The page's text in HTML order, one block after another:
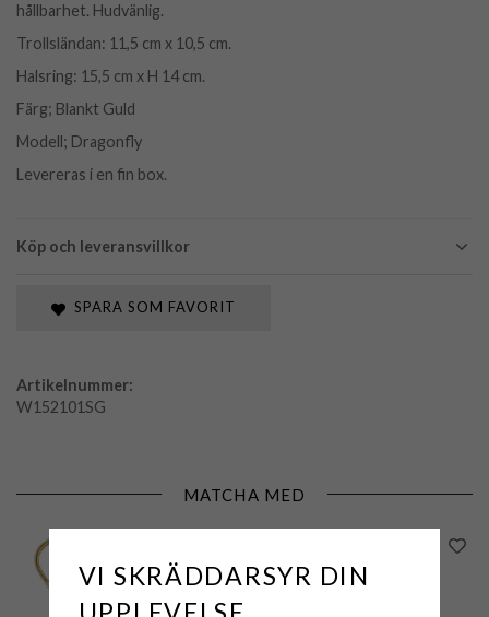
Köp och leveransvillkor
hållbarhet. Hudvänlig.
Trollsländan: 11,5 cm x 10,5 cm.
Halsring: 15,5 cm x H 14 cm.
Färg; Blankt Guld
Modell; Dragonfly
Levereras i en fin box.
SPARA SOM FAVORIT
Artikelnummer:
W152101SG
MATCHA MED
VI SKRÄDDARSYR DIN